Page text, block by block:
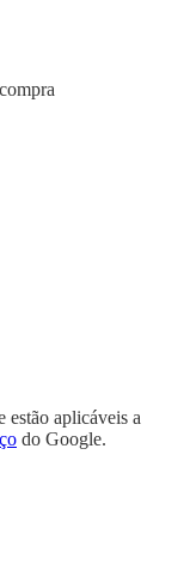
aplicáveis a
do Google.